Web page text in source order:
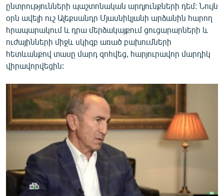
ընտրությունների պաշտոնական արդյունքների դեմ: Նույն
օրն ավելի ուշ Ալեքսանդր Մյասնիկյանի արձանին հարող
հրապարակում և դրա մերձակայքում ցուցարարների և
ուժայինների միջև սկիզբ առած բախումների
հետևանքով տասը մարդ զոհվեց, հարյուրավոր մարդիկ
վիրավորվեցին: